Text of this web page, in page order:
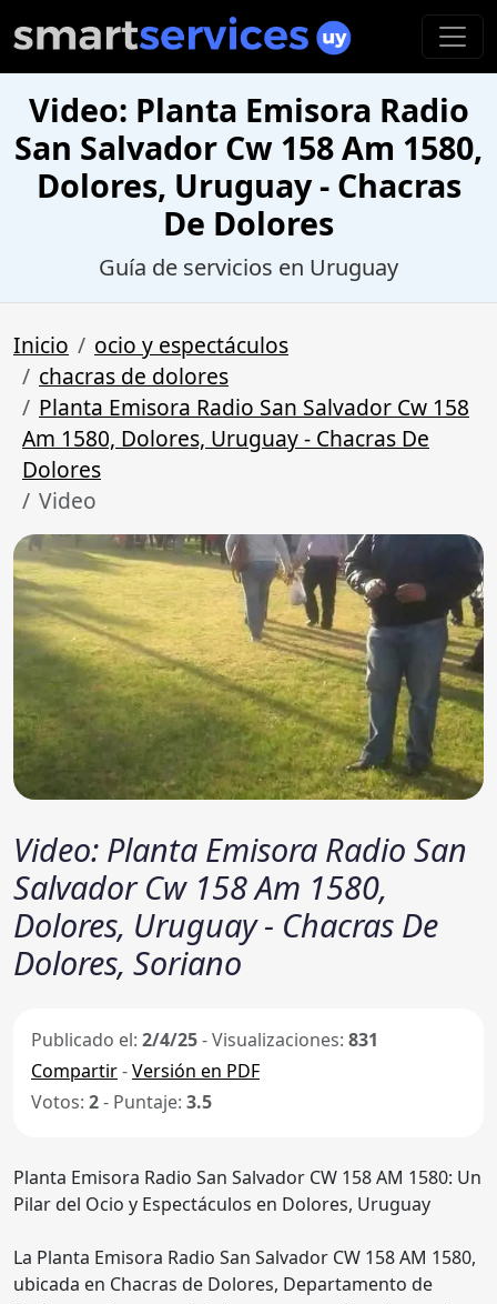
Video: Planta Emisora Radio
San Salvador Cw 158 Am 1580,
Dolores, Uruguay - Chacras
De Dolores
Guía de servicios en Uruguay
Inicio
ocio y espectáculos
chacras de dolores
Planta Emisora Radio San Salvador Cw 158
Am 1580, Dolores, Uruguay - Chacras De
Dolores
Video
Video: Planta Emisora Radio San
Salvador Cw 158 Am 1580,
Dolores, Uruguay - Chacras De
Dolores, Soriano
Publicado el: 2/4/25- Visualizaciones: 831
Compartir-Versión en PDF
Votos: 2- Puntaje: 3.5
Planta Emisora Radio San Salvador CW 158 AM 1580: Un
Pilar del Ocio y Espectáculos en Dolores, Uruguay
La Planta Emisora Radio San Salvador CW 158 AM 1580,
ubicada en Chacras de Dolores, Departamento de